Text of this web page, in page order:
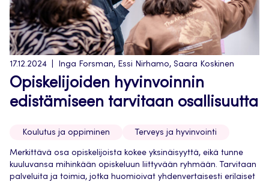
17.12.2024 Inga Forsman, Essi Nirhamo, Saara Koskinen
Opiskelijoiden hyvinvoinnin
edistämiseen tarvitaan osallisuutta
Koulutus ja oppiminen Terveys ja hyvinvointi
Merkittävä osa opiskelijoista kokee yksinäisyyttä, eikä tunne
kuuluvansa mihinkään opiskeluun liittyvään ryhmään. Tarvitaan
palveluita ja toimia, jotka huomioivat yhdenvertaisesti erilaiset